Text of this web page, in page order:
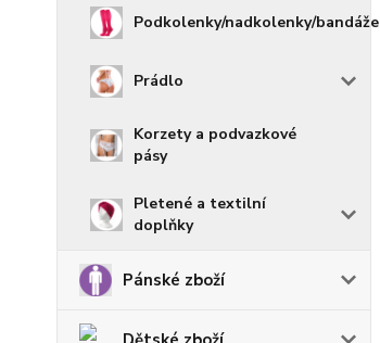
Podkolenky/nadkolenky/bandáže
Prádlo
Korzety a podvazkové
pásy
Pletené a textilní
doplňky
Pánské zboží